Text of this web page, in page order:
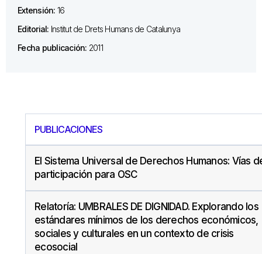
Extensión: 16
Editorial: Institut de Drets Humans de Catalunya
Fecha publicación: 2011
PUBLICACIONES
El Sistema Universal de Derechos Humanos: Vías
participación para OSC
Relatoría: UMBRALES DE DIGNIDAD. Explorando los
estándares mínimos de los derechos económicos,
sociales y culturales en un contexto de crisis
ecosocial